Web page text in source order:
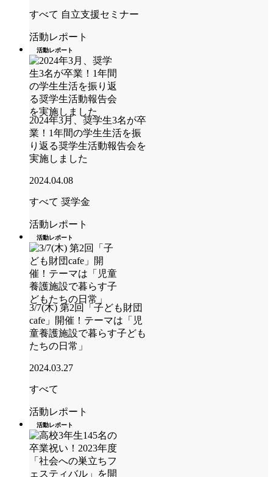
すべて 自立支援セミナー
活動レポート
活動レポート
2024年3月、奨学生3名が卒
業！1年間の学生生活を振
り返る奨学生活動報告会を
実施しました
2024.04.08
すべて 奨学金
活動レポート
活動レポート
3/7(木) 第2回「子ども財団
cafe」開催！テーマは「児
童養護施設で暮らす子ども
たちの日常」
2024.03.27
すべて
活動レポート
活動レポート